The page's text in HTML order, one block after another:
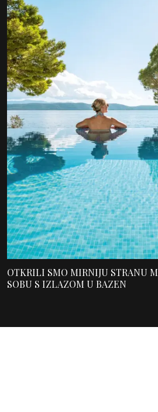
OTKRILI SMO MIRNIJU STRANU
SOBU S IZLAZOM U BAZEN